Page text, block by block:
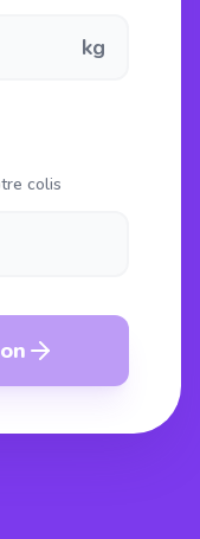
kg
colis